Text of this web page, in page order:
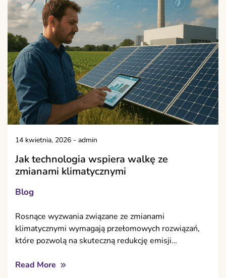
14 kwietnia, 2026 - admin
Jak technologia wspiera walkę ze
zmianami klimatycznymi
Blog
Rosnące wyzwania związane ze zmianami
klimatycznymi wymagają przełomowych rozwiązań,
które pozwolą na skuteczną redukcję emisji…
Read More